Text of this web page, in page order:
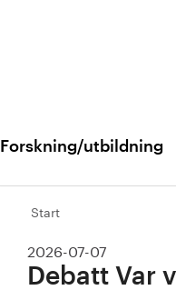
Forskning/utbildning
Start
2026-07-07
Debatt Var